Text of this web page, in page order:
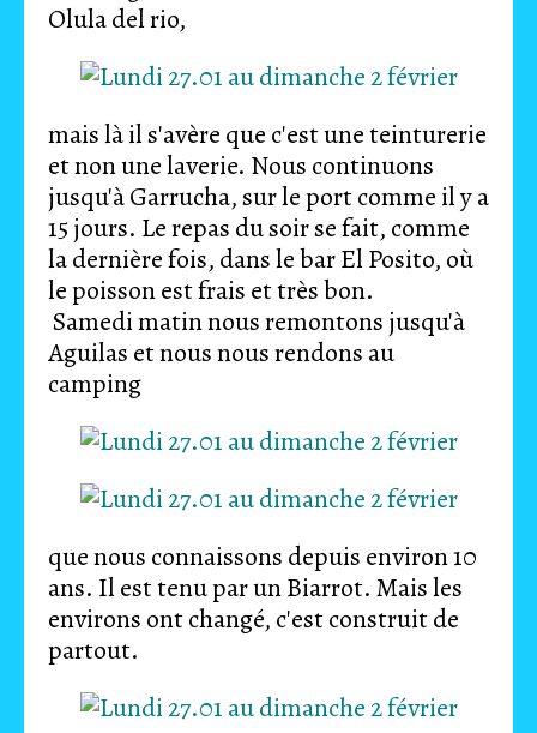
Olula del rio,
mais là il s'avère que c'est une teinturerie
et non une laverie. Nous continuons
jusqu'à Garrucha, sur le port comme il y a
15 jours. Le repas du soir se fait, comme
la dernière fois, dans le bar El Posito, où
le poisson est frais et très bon.
Samedi matin nous remontons jusqu'à
Aguilas et nous nous rendons au
camping
que nous connaissons depuis environ 10
ans. Il est tenu par un Biarrot. Mais les
environs ont changé, c'est construit de
partout.